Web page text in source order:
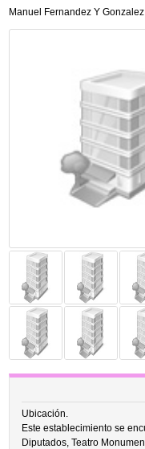
Manuel Fernandez Y
Ubicación.
Este establecimiento se
Diputados, Teatro